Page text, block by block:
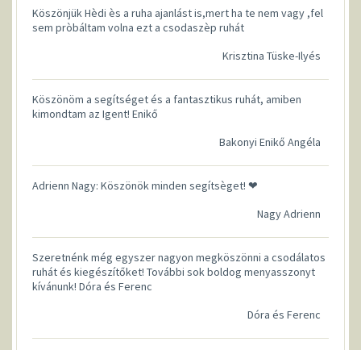
Köszönjük Hèdi ès a ruha ajanlást is,mert ha te nem vagy ,fel
sem pròbáltam volna ezt a csodaszèp ruhát
Krisztina Tüske-Ilyés
Köszönöm a segítséget és a fantasztikus ruhát, amiben
kimondtam az Igent! Enikő
Bakonyi Enikő Angéla
Adrienn Nagy: Köszönök minden segítsèget! ❤
Nagy Adrienn
Szeretnénk még egyszer nagyon megköszönni a csodálatos
ruhát és kiegészítőket! További sok boldog menyasszonyt
kívánunk! Dóra és Ferenc
Dóra és Ferenc